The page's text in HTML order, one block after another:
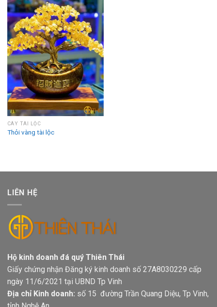
CÂY TÀI LỘC
Thỏi vàng tài lộc
LIÊN HỆ
Hộ kinh doanh đá quý Thiên Thái
Giấy chứng nhận Đăng ký kinh doanh số 27A8030229 cấp
ngày 11/6/2021 tại UBND Tp Vinh
Địa chỉ Kinh doanh: số 15 đường Trần Quang Diệu, Tp Vinh,